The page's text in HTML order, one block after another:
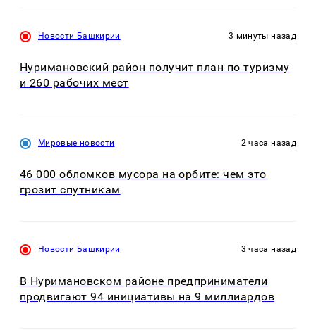
Новости Башкирии 3 минуты назад
Нуримановский район получит план по туризму
и 260 рабочих мест
Мировые новости 2 часа назад
46 000 обломков мусора на орбите: чем это
грозит спутникам
Новости Башкирии 3 часа назад
В Нуримановском районе предприниматели
продвигают 94 инициативы на 9 миллиардов